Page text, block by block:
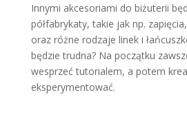
Innymi akcesoriami do biżuterii
półfabrykaty, takie jak np.
oraz różne rodzaje linek i
będzie trudna? Na początku
wesprzeć tutorialem, a potem
eksperymentować.